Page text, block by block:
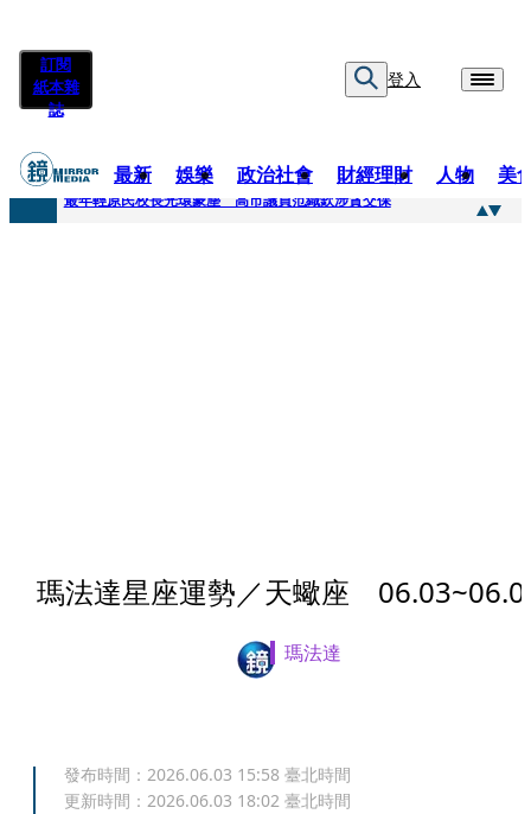
訂閱
紙本雜
誌
登入
最新 娛樂 政治社會 財經理財 人物 美
快訊
最年輕原民校長光環蒙塵 高市議員范織欽涉貪交保
瑪法達星座運勢／天蠍座
瑪法達
發布時間： 2026.06.03 15:58 臺北時間
更新時間： 2026.06.03 18:02 臺北時間